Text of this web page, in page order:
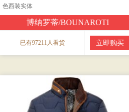
色西装实体
博纳罗蒂/BOUNAROTI
已有97211人看货 立即购买